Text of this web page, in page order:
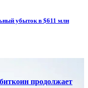
убыток в $611 млн
продолжает